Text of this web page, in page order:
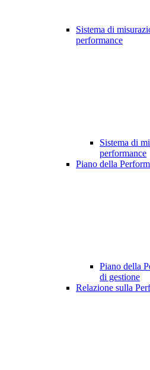
Sistema di
performance
Sistema di
performance
Piano della
Piano della
di gestione
Relazione sulla